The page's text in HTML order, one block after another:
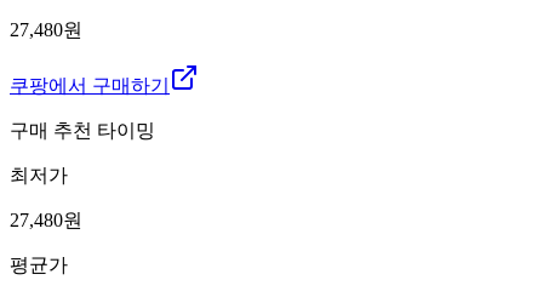
27,480원
쿠팡에서 구매하기
구매 추천 타이밍
최저가
27,480원
평균가